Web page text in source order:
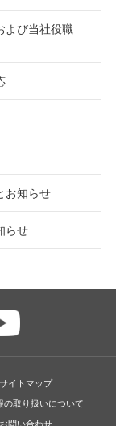
よび当社役職
お知らせ
らせ
サイトマップ
の取り扱いについて
お問い合わせ